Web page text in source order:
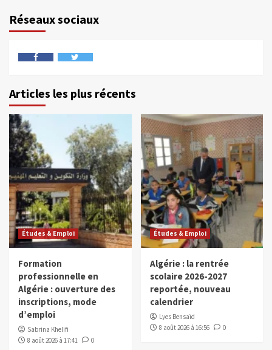
Réseaux sociaux
Articles les plus récents
Études & Emploi
Formation
professionnelle en
Algérie : ouverture des
inscriptions, mode
d’emploi
Sabrina Khelifi
8 août 2026 à 17:41
0
Études & Emploi
Algérie : la rentrée
scolaire 2026-2027
reportée, nouveau
calendrier
Lyes Bensaïd
8 août 2026 à 16:56
0